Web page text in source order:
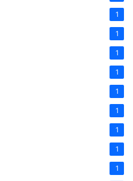
1
1
1
1
1
1
1
1
1